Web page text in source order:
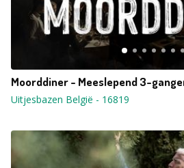
Moorddiner - Meeslepend 3-
Uitjesbazen België - 16819